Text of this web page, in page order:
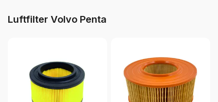
Luftfilter Volvo Penta